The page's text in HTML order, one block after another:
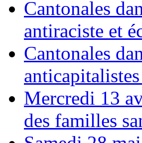
Cantonales
antiraciste et
Cantonales
Mercredi 13
des familles